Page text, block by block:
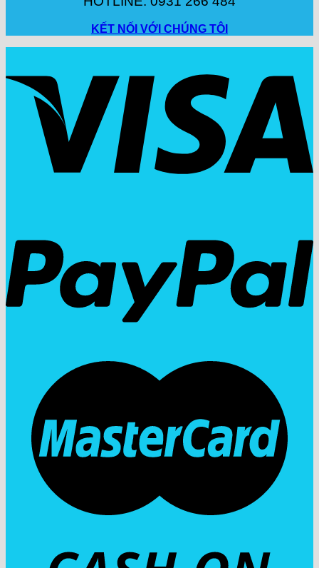
KẾT NỐI VỚI CHÚNG TÔI